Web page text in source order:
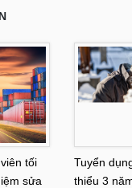
tối
sửa
Tuyển
thiểu 3